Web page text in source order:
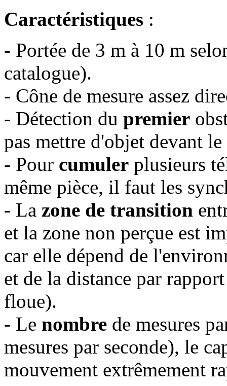
Caractéristiques :
- Portée de 3 m à 10 m
catalogue).
- Cône de mesure assez
- Détection du premier
pas mettre d'objet devant le
- Pour cumuler plusieurs
même pièce, il faut les
- La zone de transition
et la zone non perçue est
car elle dépend de
et de la distance par
floue).
- Le nombre de mesures
mesures par seconde), le
mouvement extrêmement